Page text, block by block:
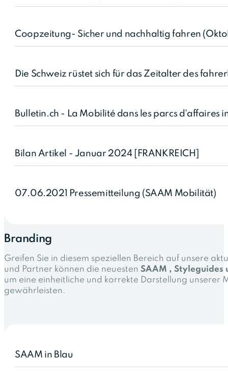
Coopzeitung- Sicher und nachhaltig fahren
Die Schweiz rüstet sich für das Zeitalter des
Bulletin.ch - La Mobilité dans les parcs d'affaires
Bilan Artikel - Januar 2024 [FRANKREICH]
07.06.2021 Pressemitteilung (SAAM Mobilität)
Branding
Greifen Sie in diesem speziellen Bereich auf unsere
und Partner können die neuesten SAAM , Styleguides
um eine einheitliche und korrekte Darstellung unserer
gewährleisten.
SAAM in Blau